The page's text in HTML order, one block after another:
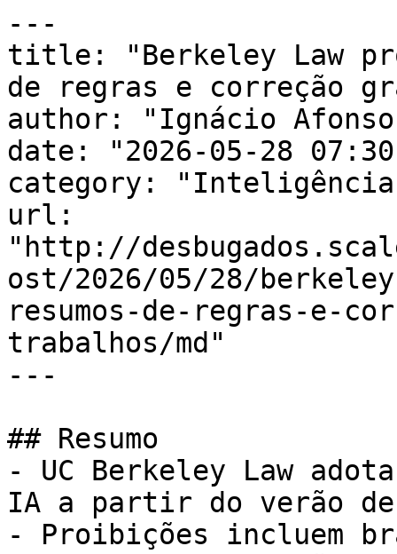
---
title: "Berkeley Law
de regras e correção
author: "Ignácio
date: "2026-05-28
category:
url:
"http://
ost/2026/05/28/
resumos-de-regras-e-
trabalhos/md"
---
## Resumo
- UC Berkeley Law
IA a partir do verão
- Proibições incluem